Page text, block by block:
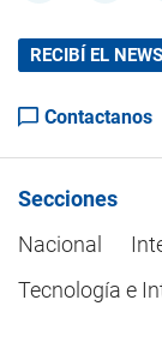
RECIBÍ EL
Contactanos
Secciones
Nacional
Tecnología e